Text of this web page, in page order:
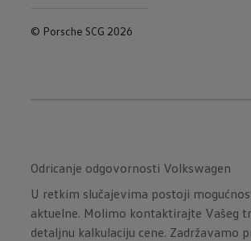
© Porsche SCG 2026
Odricanje odgovornosti Volkswagen
U retkim slučajevima postoji
aktuelne. Molimo kontaktirajte Vašeg
detaljnu kalkulaciju cene. Zadržavamo